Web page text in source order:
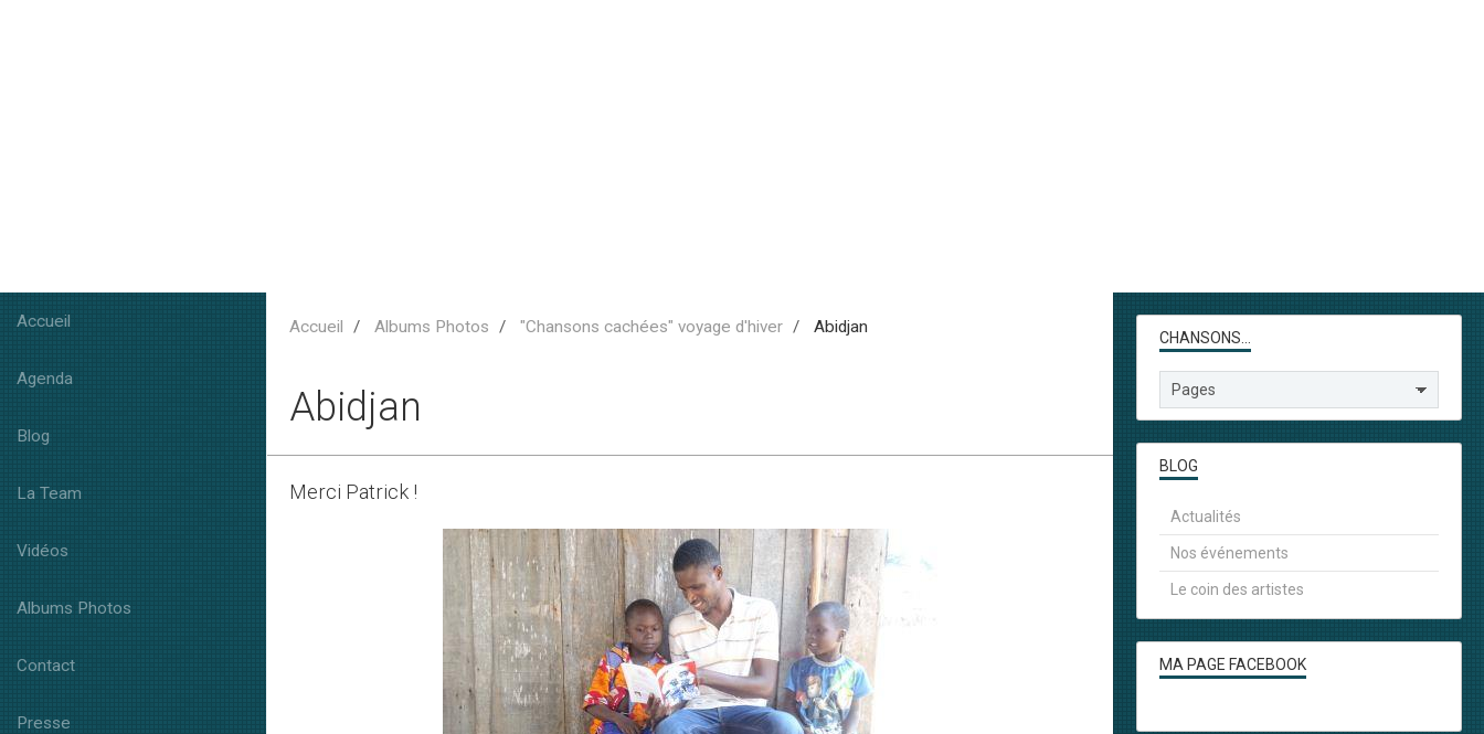
Accueil
Agenda
Blog
La Team
Vidéos
Albums Photos
Contact
Presse
Accueil Albums Photos "Chansons cachées" voyage d'hiver Abidjan
Abidjan
Merci Patrick !
CHANSONS...
BLOG
Actualités
Nos événements
Le coin des artistes
MA PAGE FACEBOOK